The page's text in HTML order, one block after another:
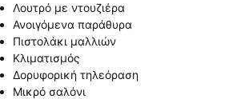
Λουτρό με ντουζιέρα
Ανοιγόμενα παράθυρα
Πιστολάκι μαλλιών
Κλιματισμός
Δορυφορική τηλεόραση
Μικρό σαλόνι